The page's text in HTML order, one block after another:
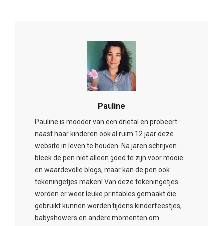
Pauline
Pauline is moeder van een drietal en probeert
naast haar kinderen ook al ruim 12 jaar deze
website in leven te houden. Na jaren schrijven
bleek de pen niet alleen goed te zijn voor mooie
en waardevolle blogs, maar kan de pen ook
tekeningetjes maken! Van deze tekeningetjes
worden er weer leuke printables gemaakt die
gebruikt kunnen worden tijdens kinderfeestjes,
babyshowers en andere momenten om